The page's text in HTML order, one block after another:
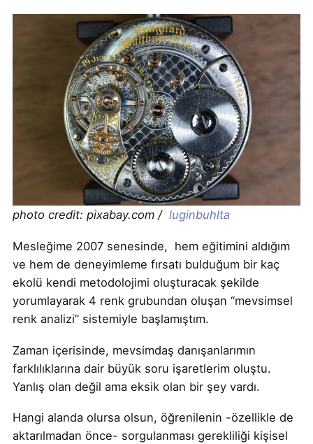
photo credit: pixabay.com / luginbuhlta
Mesleğime 2007 senesinde, hem eğitimini aldığım
ve hem de deneyimleme fırsatı bulduğum bir kaç
ekolü kendi metodolojimi oluşturacak şekilde
yorumlayarak 4 renk grubundan oluşan “mevsimsel
renk analizi” sistemiyle başlamıştım.
Zaman içerisinde, mevsimdaş danışanlarımın
farklılıklarına dair büyük soru işaretlerim oluştu.
Yanlış olan değil ama eksik olan bir şey vardı.
Hangi alanda olursa olsun, öğrenilenin -özellikle de
aktarılmadan önce- sorgulanması gerekliliği kişisel